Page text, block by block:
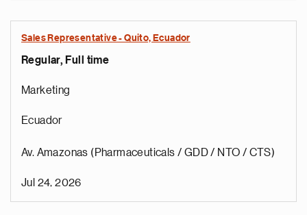
Sales Representative - Quito, Ecuador
Regular, Full time
Marketing
Ecuador
Av. Amazonas (Pharmaceuticals / GDD / NTO / CTS)
Jul 24, 2026